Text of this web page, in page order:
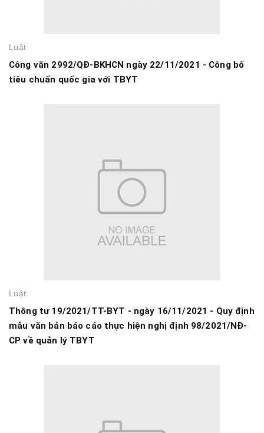
Luật
Công văn 2992/QĐ-BKHCN ngày 22/11/2021 - Công bố
tiêu chuẩn quốc gia với TBYT
Luật
Thông tư 19/2021/TT-BYT - ngày 16/11/2021 - Quy định
mẫu văn bản báo cáo thực hiện nghị định 98/2021/NĐ-
CP về quản lý TBYT